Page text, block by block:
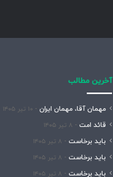
آخرین مطالب
مهمان آقا، مهمان ایران ۱۰ تیر ۱۴۰۵
قائد امت ۸ تیر ۱۴۰۵
باید برخاست ۸ تیر ۱۴۰۵
باید برخاست ۸ تیر ۱۴۰۵
باید برخاست ۸ تیر ۱۴۰۵